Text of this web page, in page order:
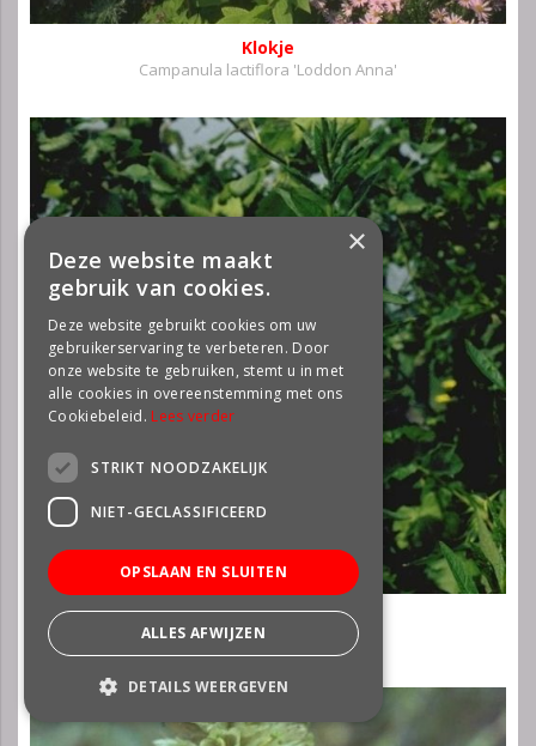
Klokje
Campanula lactiflora 'Loddon Anna'
Klokje
Campanula 'Burghaltii'
×
Deze website maakt
gebruik van cookies.
Deze website gebruikt cookies om uw
gebruikerservaring te verbeteren. Door
onze website te gebruiken, stemt u in met
alle cookies in overeenstemming met ons
Cookiebeleid. Lees verder
STRIKT NOODZAKELIJK
NIET-GECLASSIFICEERD
OPSLAAN EN SLUITEN
ALLES AFWIJZEN
DETAILS WEERGEVEN